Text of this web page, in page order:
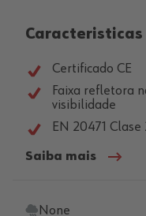
Caracteristicas
Certificado CE
Faixa refletora
visibilidade
EN 20471 Clase
Saiba mais
None